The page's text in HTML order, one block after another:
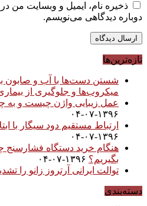
ذخیره نام، ایمیل و وبسایت من
دوباره دیدگاهی می‌نویسم.
تازه‌ترین‌ها
شستن دست‌ها با آب و صابون
میکروب‌ها و جلوگیری از
عمل زیبایی واژن چیست و به
۱۳۹۶-۰۷-۰۴
ارتباط مستقیم دود سیگار با
۱۳۹۶-۰۷-۰۴
هنگام خرید دستگاه فشارسنج
بگیریم؟ ۱۳۹۶-۰۷-۰۴
توالت ایرانی آرتروز زانو را
دسته‌بندی